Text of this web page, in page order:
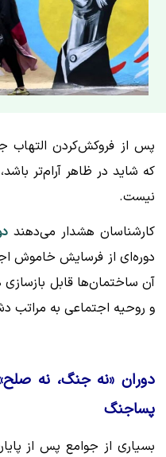
پس از فروکش‌کردن التهاب
که شاید در ظاهر آرام‌تر
نیست.
کارشناسان هشدار می‌دهند
دوره‌ای از فرسایش خاموش
آن ساختمان‌ها قابل بازسازی
و روحیه اجتماعی به مراتب
دوران «نه جنگ، نه
پساجنگ
بسیاری از جوامع پس از